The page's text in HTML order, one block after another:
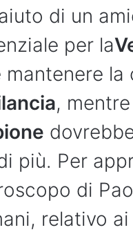
di un
per la
la
, mentre
più. Per
di
relativo